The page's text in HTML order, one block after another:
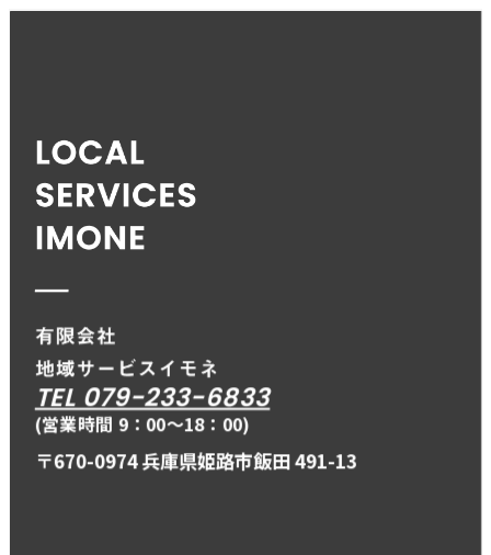
TEL 079-233-6833
(営業時間 9：00〜18：00)
〒670-0974 兵庫県姫路市飯田 491-13